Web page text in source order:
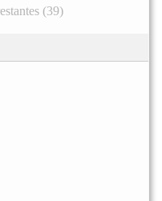
(39)